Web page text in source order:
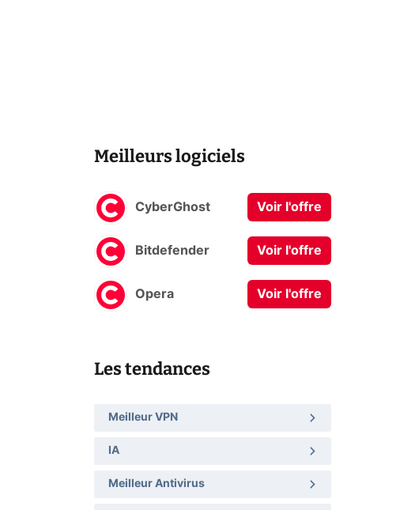
Meilleurs logiciels
CyberGhost Voir l'offre
Bitdefender Voir l'offre
Opera Voir l'offre
Les tendances
Meilleur VPN
IA
Meilleur Antivirus